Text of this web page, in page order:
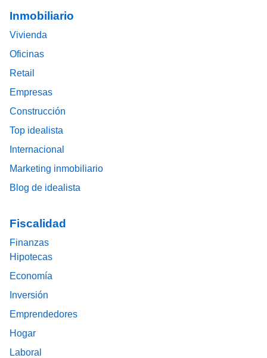
Footer main menu
Inmobiliario
Vivienda
Oficinas
Retail
Empresas
Construcción
Top idealista
Internacional
Marketing inmobiliario
Blog de idealista
Fiscalidad
Finanzas
Hipotecas
Economía
Inversión
Emprendedores
Hogar
Laboral